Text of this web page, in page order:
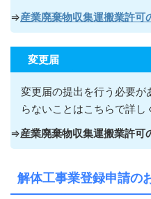
⇒産業廃棄物収集運搬業許可
変更届
変更届の提出を行う必要が
らないこ とはこちらで詳し
⇒産業廃棄物収集運搬業許可
解体工事業登録申請の